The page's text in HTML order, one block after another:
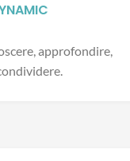
approfondire,